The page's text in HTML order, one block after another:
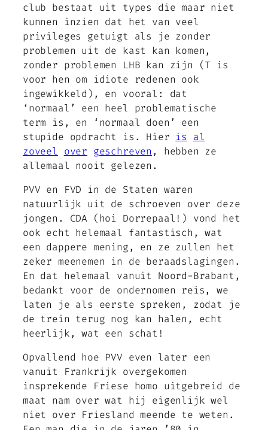
club bestaat uit types die maar niet
kunnen inzien dat het van veel
privileges getuigt als je zonder
problemen uit de kast kan komen,
zonder problemen LHB kan zijn (T is
voor hen om idiote redenen ook
ingewikkeld), en vooral: dat
‘normaal’ een heel problematische
term is, en ‘normaal doen’ een
stupide opdracht is. Hier is
al
zoveel
over geschreven , hebben ze
allemaal nooit gelezen.
PVV en FVD in de Staten waren
natuurlijk uit de schroeven over deze
jongen. CDA (hoi Dorrepaal!) vond het
ook echt helemaal fantastisch, wat
een dappere mening, en ze zullen het
zeker meenemen in de beraadslagingen.
En dat helemaal vanuit Noord-Brabant,
bedankt voor de ondernomen reis, we
laten je als eerste spreken, zodat je
de trein terug nog kan halen, echt
heerlijk, wat een schat!
Opvallend hoe PVV even later een
vanuit Frankrijk overgekomen
insprekende Friese homo uitgebreid de
maat nam over wat hij eigenlijk wel
niet over Friesland meende te weten.